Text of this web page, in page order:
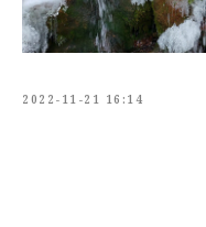
2022-11-21 16:14